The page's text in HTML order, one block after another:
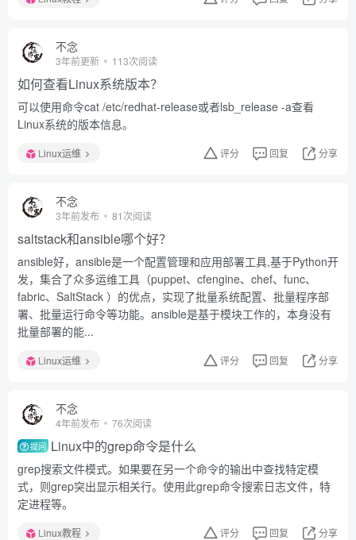
不念
3年前更新 113次阅读
如何查看Linux系统版本？
可以使用命令cat /etc/redhat-release或者lsb_release -a查看
Linux系统的版本信息。
Linux运维 评分 回复 分享
不念
3年前发布 81次阅读
saltstack和ansible哪个好？
ansible好，ansible是一个配置管理和应用部署工具,基于Python开
发，集合了众多运维工具（puppet、cfengine、chef、func、
fabric、SaltStack ）的优点，实现了批量系统配置、批量程序部
署、批量运行命令等功能。ansible是基于模块工作的，本身没有
批量部署的能...
Linux运维 评分 回复 分享
不念
4年前发布 76次阅读
提问 Linux中的grep命令是什么
grep搜索文件模式。如果要在另一个命令的输出中查找特定模
式，则grep突出显示相关行。使用此grep命令搜索日志文件，特
定进程等。
Linux教程 评分 回复 分享